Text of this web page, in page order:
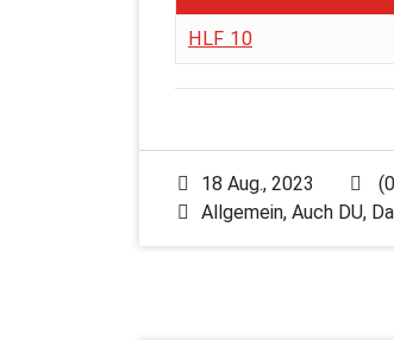
HLF 10
18 Aug., 2023
Allgemein, Auch DU,